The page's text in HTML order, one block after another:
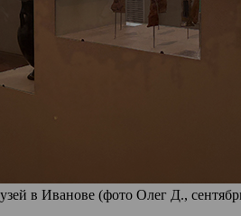
в Иванове (фото Олег Д.,